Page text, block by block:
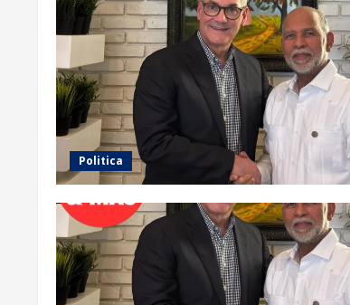
Politica